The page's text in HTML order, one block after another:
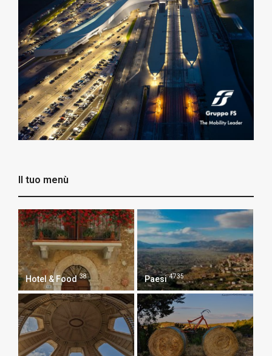
Il tuo menù
Hotel & Food 38 Paesi 4735